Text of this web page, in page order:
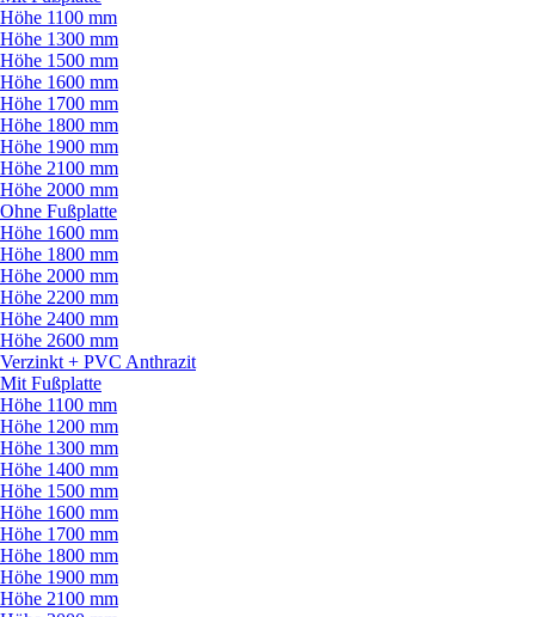
Höhe 1100 mm
Höhe 1300 mm
Höhe 1500 mm
Höhe 1600 mm
Höhe 1700 mm
Höhe 1800 mm
Höhe 1900 mm
Höhe 2100 mm
Höhe 2000 mm
Ohne Fußplatte
Höhe 1600 mm
Höhe 1800 mm
Höhe 2000 mm
Höhe 2200 mm
Höhe 2400 mm
Höhe 2600 mm
Verzinkt + PVC Anthrazit
Mit Fußplatte
Höhe 1100 mm
Höhe 1200 mm
Höhe 1300 mm
Höhe 1400 mm
Höhe 1500 mm
Höhe 1600 mm
Höhe 1700 mm
Höhe 1800 mm
Höhe 1900 mm
Höhe 2100 mm